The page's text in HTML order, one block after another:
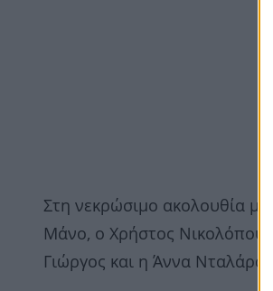
Στη νεκρώσιμο ακολουθία
Μάνο, ο Χρήστος
Γιώργος και η Άννα Νταλάρα.